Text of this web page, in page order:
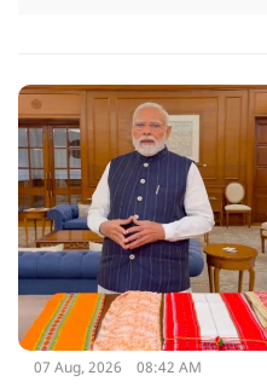
07 Aug, 2026 08:42 AM